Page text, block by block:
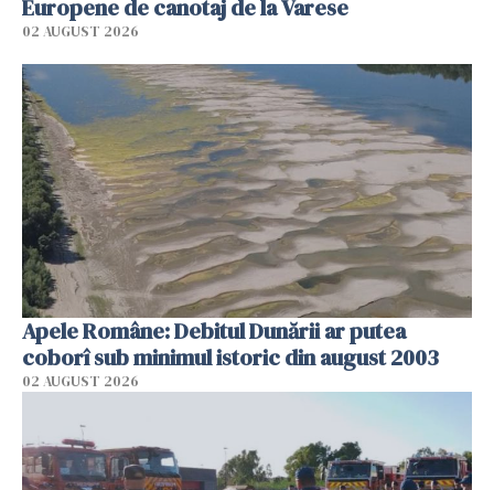
Europene de canotaj de la Varese
02 AUGUST 2026
Apele Române: Debitul Dunării ar putea
coborî sub minimul istoric din august 2003
02 AUGUST 2026